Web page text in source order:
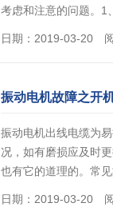
考虑和注意的问题。1
日期：2019-03-20
振动电机故障之开
振动电机出线电缆为
况，如有磨损应及时
也有它的道理的。常
日期：2019-03-20